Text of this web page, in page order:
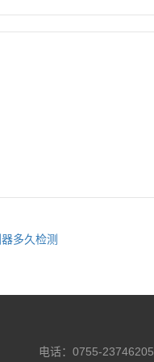
多久检测
电话：0755-23746205